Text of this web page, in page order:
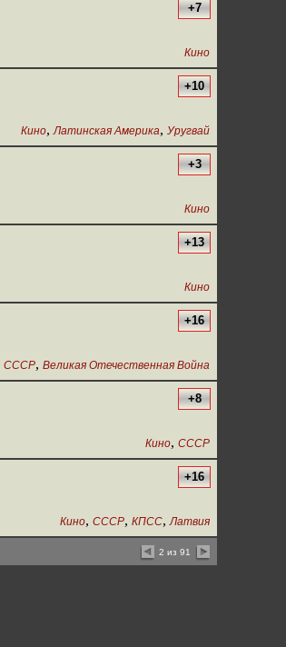
+7
Кино
+10
Кино, Латинская Америка, Уругвай
+3
Кино
+13
Кино
+16
СССР, Великая Отечественная Война
+8
Кино, СССР
+16
Кино, СССР, КПСС, Латвия
2 из 91